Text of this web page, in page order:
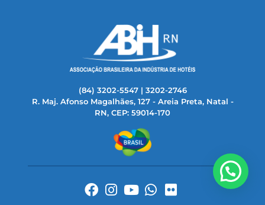
(84) 3202-5547 | 3202-2746
R. Maj. Afonso Magalhães, 127 - Areia Preta, Natal -
RN, CEP: 59014-170